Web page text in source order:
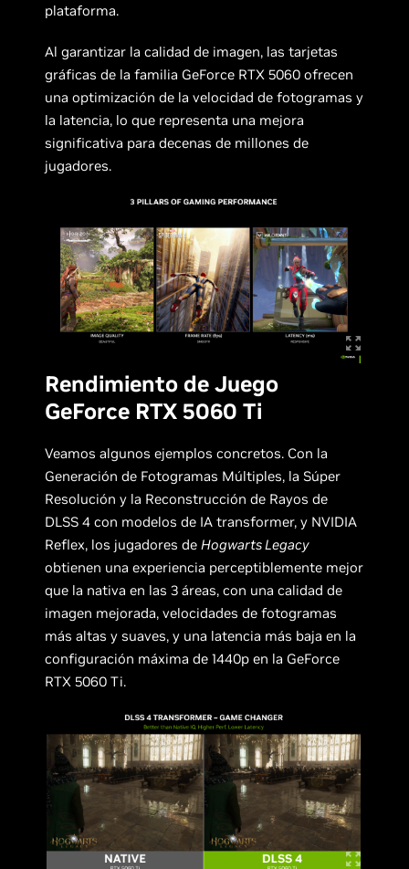
plataforma.
Al garantizar la calidad de imagen, las tarjetas
gráficas de la familia GeForce RTX 5060 ofrecen
una optimización de la velocidad de fotogramas y
la latencia, lo que representa una mejora
significativa para decenas de millones de
jugadores.
Rendimiento de Juego
GeForce RTX 5060 Ti
Veamos algunos ejemplos concretos. Con la
Generación de Fotogramas Múltiples, la Súper
Resolución y la Reconstrucción de Rayos de
DLSS 4 con modelos de IA transformer, y NVIDIA
Reflex, los jugadores de Hogwarts Legacy
obtienen una experiencia perceptiblemente mejor
que la nativa en las 3 áreas, con una calidad de
imagen mejorada, velocidades de fotogramas
más altas y suaves, y una latencia más baja en la
configuración máxima de 1440p en la GeForce
RTX 5060 Ti.